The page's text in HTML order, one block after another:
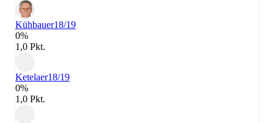
Kühbauer18/19
0%
1,0 Pkt.
Ketelaer18/19
0%
1,0 Pkt.